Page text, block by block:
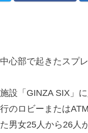
心部で起きたスプ
設「GINZA SIX」
のロビーまたは
男女25人から26人